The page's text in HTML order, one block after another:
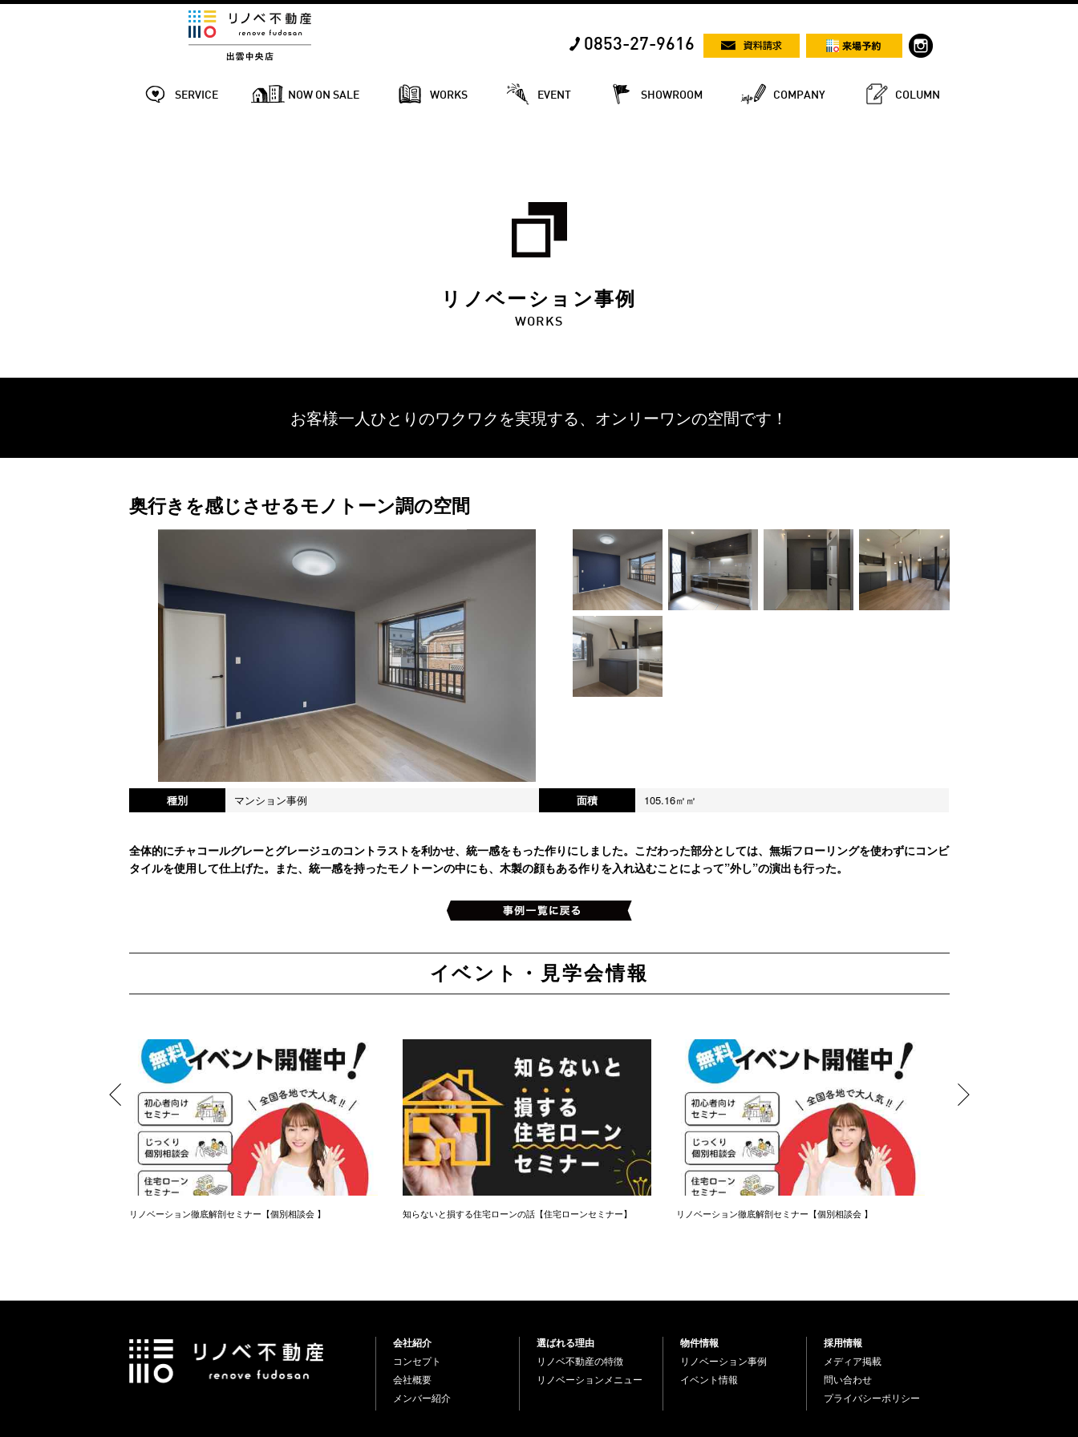
0853-27-9616
SERVICE NOW ON SALE WORKS EVENT SHOWROOM COMPANY COLUMN
リノベーション事例
WORKS
お客様一人ひとりのワクワクを実現する、 オンリーワンの空間です！
奥行きを感じさせるモノトーン調の空間
種別 マンション事例 面積 105.16㎡㎡
全体的にチャコールグレーとグレージュのコントラストを利かせ、統一感をもった作りにしました。こだわった部分としては、無垢フローリングを使わずにコンビ
タイルを使用して仕上げた。また、統一感を持ったモノトーンの中にも、木製の顔もある作りを入れ込むことによって”外し”の演出も行った。
イベント・見学会情報
リノベーション徹底解剖セミナー【個別相談会 】 知らないと損する住宅ローンの話【住宅ローンセミナー】 リノベーション徹底解剖セミナー【個別相談会 】
会社紹介
コンセプト
会社概要
メンバー紹介
選ばれる理由
リノベ不動産の特徴
リノベーションメニュー
物件情報
リノベーション事例
イベント情報
採用情報
メディア掲載
問い合わせ
プライバシーポリシー